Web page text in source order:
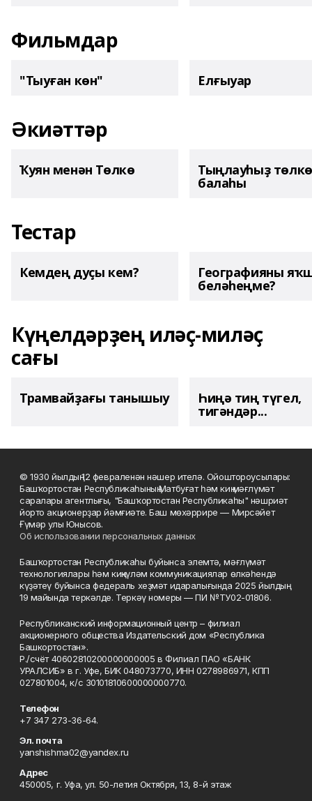
Фильмдар
"Тыуған көн" Елғыуар
Әкиәттәр
Ҡуян менән Төлкө Тыңлауһыҙ төлкө
балаһы
Тестар
Кемдең дуҫы кем? Географияны
беләһеңме?
Күңелдәрҙең иләҫ-миләҫ
сағы
Трамвайҙағы танышыу Һиңә тиң түгел,
тигәндәр...
© 1930 йылдың 12 февраленән нәшер ителә. Ойоштороусылары:
Башҡортостан Республикаһының Матбуғат һәм киң мәғлүмәт
саралары агентлығы, "Башҡортостан Республикаһы" нәшриәт
йорто акционерҙар йәмғиәте. Баш мөхәррире — Мирсәйет
Ғүмәр улы Юнысов.
Об использовании персональных данных
Башҡортостан Республикаһы буйынса элемтә, мәғлүмәт
технологиялары һәм киңкүләм коммуникациялар өлкәһендә
күҙәтеү буйынса федераль хеҙмәт идаралығында 2025 йылдың
19 майында теркәлде. Теркәү номеры — ПИ №ТУ02-01806.
Республиканский информационный центр – филиал
акционерного общества Издательский дом «Республика
Башкортостан».
Р./счёт 40602810200000000005 в Филиал ПАО «БАНК
УРАЛСИБ» в г. Уфе, БИК 048073770, ИНН 0278986971, КПП
027801004, к/с 30101810600000000770.
Телефон
+7 347 273-36-64.
Эл. почта
yanshishma02@yandex.ru
Адрес
450005, г. Уфа, ул. 50-летия Октября, 13, 8-й этаж